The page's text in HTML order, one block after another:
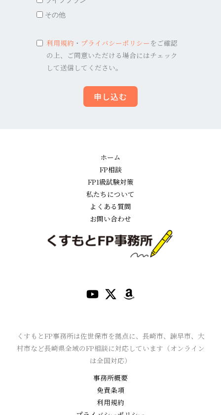
その他
利用規約 ・ プライバシーポリシー をご確認
の上、ご同意いただける場合にはチェック
して送信してください。
申し込む
ホーム
FP相談
FP1級試験対策
私たちについて
よくある質問
お問い合わせ
くすもとFP事務所は佐世保市を拠点に、長崎市、諫早市、大
村市など長崎県全域のFP相談に対応しています（オンライン
は全国対応）
事務所概要
免責条項
利用規約